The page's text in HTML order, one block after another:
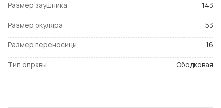
Размер заушника 143
Размер окуляра 53
Размер переносицы 16
Тип оправы Ободковая